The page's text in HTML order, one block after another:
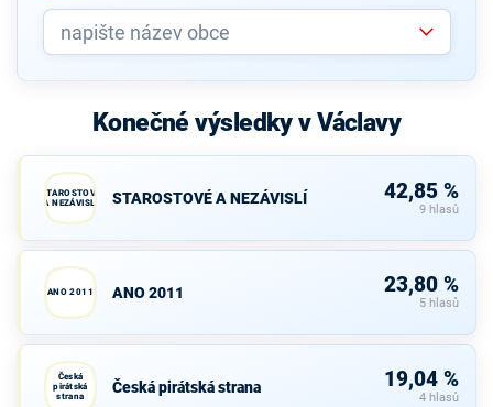
Konečné výsledky v Václavy
STAROSTOVÉ
A NEZÁVISLÍ
STAROSTOVÉ A NEZÁVISLÍ 42,85 %
9 hlasů
ANO 2011 ANO 2011 23,80 %
5 hlasů
Česká
pirátská
strana
Česká pirátská strana 19,04 %
4 hlasů